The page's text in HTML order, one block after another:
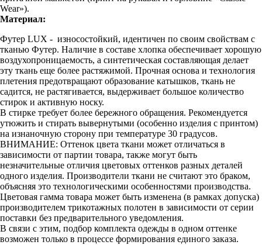
Wear»).
Материал:
Футер LUX - износостойкий, идентичен по своим свойствам с
тканью Футер. Наличие в составе хлопка обеспечивает хорошую
воздухопроницаемость, а синтетическая составляющая делает
эту ткань еще более растяжимой. Прочная основа и технология
плетения предотвращают образование катышков, ткань не
садится, не растягивается, выдерживает большое количество
стирок и активную носку.
В стирке требует более бережного обращения. Рекомендуется
утюжить и стирать вывернутыми (особенно изделия с принтом)
на изнаночную сторону при температуре 30 градусов.
ВНИМАНИЕ: Оттенок цвета ткани может отличаться в
зависимости от партии товара, также могут быть
незначительные отличия цветовых оттенков разных деталей
одного изделия. Производители ткани не считают это браком,
объясняя это технологическими особенностями производства.
Цветовая гамма товара может быть изменена (в рамках допуска)
производителем трикотажных полотен в зависимости от серии
поставки без предварительного уведомления.
В связи с этим, подбор комплекта одежды в одном оттенке
возможен только в процессе формирования единого заказа.